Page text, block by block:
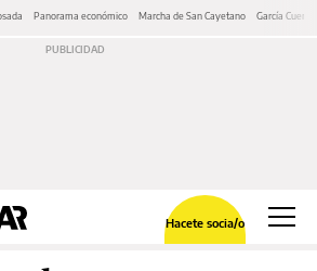
Panorama económico Marcha de San Cayetano García Cuerva
Hacete socia/o